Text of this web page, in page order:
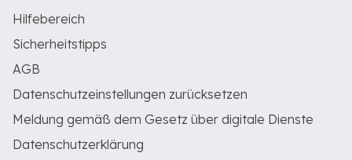
Hilfebereich
Sicherheitstipps
AGB
Datenschutzeinstellungen zurücksetzen
Meldung gemäß dem Gesetz über digitale Dienste
Datenschutzerklärung